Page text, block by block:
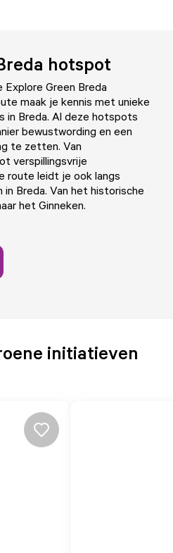
hotspot
Explore Green Breda
maak je kennis met unieke
in Breda. Al deze hotspots
bewustwording en een
te zetten. Van
verspillingsvrije
route leidt je ook langs
Breda. Van het historische
het Ginneken.
initiatieven